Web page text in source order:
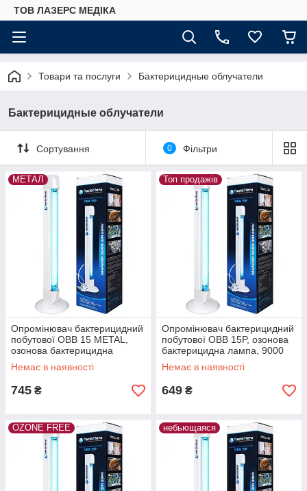
ТОВ ЛАЗЕРС МЕДІКА
Товари та послуги Бактерицидные облучатели
Бактерицидные облучатели
Сортування 0 Фільтри
МЕТАЛ
Опромінювач бактерицидний
побутової OBB 15 METAL,
озонова бактерицидна
лампа, 9000 год, Бактосфера
Немає в наявності
745 ₴
Топ продажів
Опромінювач бактерицидний
побутової OBB 15P, озонова
бактерицидна лампа, 9000
год, Бактосфера
Немає в наявності
649 ₴
OZONE FREE небьющаяся